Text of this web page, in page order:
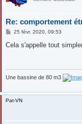
Re: comportement
M
s
25 févr. 2020, 09:53
Cela s'appelle tout
Une bassine de 80 m3
Pat-VN